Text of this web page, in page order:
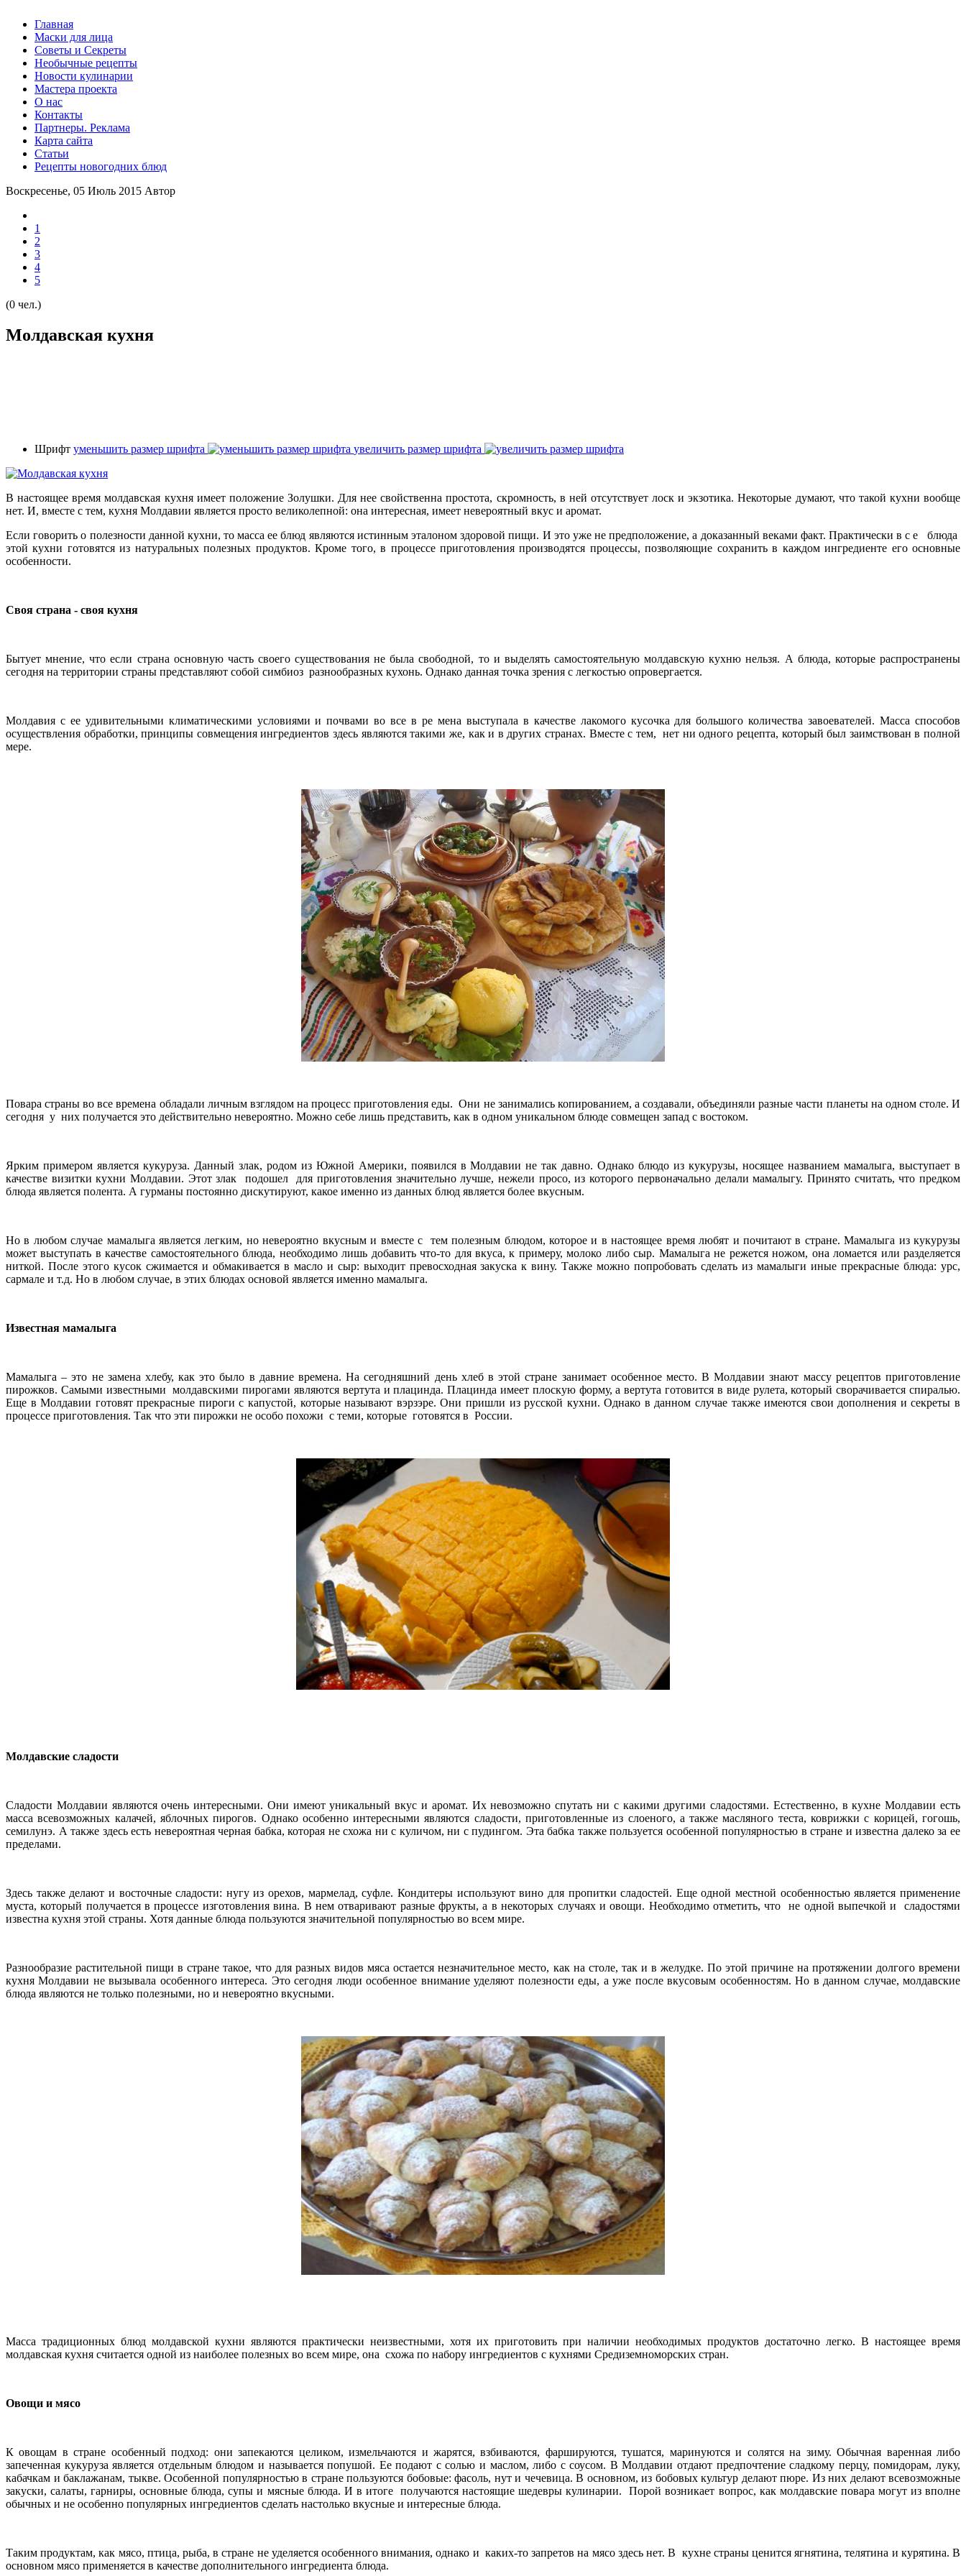
Главная
Маски для лица
Советы и Секреты
Необычные рецепты
Новости кулинарии
Мастера проекта
О нас
Контакты
Партнеры. Реклама
Карта сайта
Статьи
Рецепты новогодних блюд
Воскресенье, 05 Июль 2015 Автор
1
2
3
4
5
(0 чел.)
Молдавская кухня
Шрифт уменьшить размер шрифта увеличить размер шрифта
В настоящее время молдавская кухня имеет положение Золушки. Для нее свойственна простота, скромность, в ней отсутствует лоск и экзотика. Некоторые думают, что такой кухни вообще
нет. И, вместе с тем, кухня Молдавии является просто великолепной: она интересная, имеет невероятный вкус и аромат.
Если говорить о полезности данной кухни, то масса ее блюд являются истинным эталоном здоровой пищи. И это уже не предположение, а доказанный веками факт. Практически в с е блюда
этой кухни готовятся из натуральных полезных продуктов. Кроме того, в процессе приготовления производятся процессы, позволяющие сохранить в каждом ингредиенте его основные
особенности.
Своя страна - своя кухня
Бытует мнение, что если страна основную часть своего существования не была свободной, то и выделять самостоятельную молдавскую кухню нельзя. А блюда, которые распространены
сегодня на территории страны представляют собой симбиоз разнообразных кухонь. Однако данная точка зрения с легкостью опровергается.
Молдавия с ее удивительными климатическими условиями и почвами во все в ре мена выступала в качестве лакомого кусочка для большого количества завоевателей. Масса способов
осуществления обработки, принципы совмещения ингредиентов здесь являются такими же, как и в других странах. Вместе с тем, нет ни одного рецепта, который был заимствован в полной
мере.
Повара страны во все времена обладали личным взглядом на процесс приготовления еды. Они не занимались копированием, а создавали, объединяли разные части планеты на одном столе. И
сегодня у них получается это действительно невероятно. Можно себе лишь представить, как в одном уникальном блюде совмещен запад с востоком.
Ярким примером является кукуруза. Данный злак, родом из Южной Америки, появился в Молдавии не так давно. Однако блюдо из кукурузы, носящее названием мамалыга, выступает в
качестве визитки кухни Молдавии. Этот злак подошел для приготовления значительно лучше, нежели просо, из которого первоначально делали мамалыгу. Принято считать, что предком
блюда является полента. А гурманы постоянно дискутируют, какое именно из данных блюд является более вкусным.
Но в любом случае мамалыга является легким, но невероятно вкусным и вместе с тем полезным блюдом, которое и в настоящее время любят и почитают в стране. Мамалыга из кукурузы
может выступать в качестве самостоятельного блюда, необходимо лишь добавить что-то для вкуса, к примеру, молоко либо сыр. Мамалыга не режется ножом, она ломается или разделяется
ниткой. После этого кусок сжимается и обмакивается в масло и сыр: выходит превосходная закуска к вину. Также можно попробовать сделать из мамалыги иные прекрасные блюда: урс,
сармале и т.д. Но в любом случае, в этих блюдах основой является именно мамалыга.
Известная мамалыга
Мамалыга – это не замена хлебу, как это было в давние времена. На сегодняшний день хлеб в этой стране занимает особенное место. В Молдавии знают массу рецептов приготовление
пирожков. Самыми известными молдавскими пирогами являются вертута и плацинда. Плацинда имеет плоскую форму, а вертута готовится в виде рулета, который сворачивается спиралью.
Еще в Молдавии готовят прекрасные пироги с капустой, которые называют вэрзэре. Они пришли из русской кухни. Однако в данном случае также имеются свои дополнения и секреты в
процессе приготовления. Так что эти пирожки не особо похожи с теми, которые готовятся в России.
Молдавские сладости
Сладости Молдавии являются очень интересными. Они имеют уникальный вкус и аромат. Их невозможно спутать ни с какими другими сладостями. Естественно, в кухне Молдавии есть
масса всевозможных калачей, яблочных пирогов. Однако особенно интересными являются сладости, приготовленные из слоеного, а также масляного теста, коврижки с корицей, гогошь,
семилунэ. А также здесь есть невероятная черная бабка, которая не схожа ни с куличом, ни с пудингом. Эта бабка также пользуется особенной популярностью в стране и известна далеко за ее
пределами.
Здесь также делают и восточные сладости: нугу из орехов, мармелад, суфле. Кондитеры используют вино для пропитки сладостей. Еще одной местной особенностью является применение
муста, который получается в процессе изготовления вина. В нем отваривают разные фрукты, а в некоторых случаях и овощи. Необходимо отметить, что не одной выпечкой и сладостями
известна кухня этой страны. Хотя данные блюда пользуются значительной популярностью во всем мире.
Разнообразие растительной пищи в стране такое, что для разных видов мяса остается незначительное место, как на столе, так и в желудке. По этой причине на протяжении долгого времени
кухня Молдавии не вызывала особенного интереса. Это сегодня люди особенное внимание уделяют полезности еды, а уже после вкусовым особенностям. Но в данном случае, молдавские
блюда являются не только полезными, но и невероятно вкусными.
Масса традиционных блюд молдавской кухни являются практически неизвестными, хотя их приготовить при наличии необходимых продуктов достаточно легко. В настоящее время
молдавская кухня считается одной из наиболее полезных во всем мире, она схожа по набору ингредиентов с кухнями Средиземноморских стран.
Овощи и мясо
К овощам в стране особенный подход: они запекаются целиком, измельчаются и жарятся, взбиваются, фаршируются, тушатся, маринуются и солятся на зиму. Обычная варенная либо
запеченная кукуруза является отдельным блюдом и называется попушой. Ее подают с солью и маслом, либо с соусом. В Молдавии отдают предпочтение сладкому перцу, помидорам, луку,
кабачкам и баклажанам, тыкве. Особенной популярностью в стране пользуются бобовые: фасоль, нут и чечевица. В основном, из бобовых культур делают пюре. Из них делают всевозможные
закуски, салаты, гарниры, основные блюда, супы и мясные блюда. И в итоге получаются настоящие шедевры кулинарии. Порой возникает вопрос, как молдавские повара могут из вполне
обычных и не особенно популярных ингредиентов сделать настолько вкусные и интересные блюда.
Таким продуктам, как мясо, птица, рыба, в стране не уделяется особенного внимания, однако и каких-то запретов на мясо здесь нет. В кухне страны ценится ягнятина, телятина и курятина. В
основном мясо применяется в качестве дополнительного ингредиента блюда.